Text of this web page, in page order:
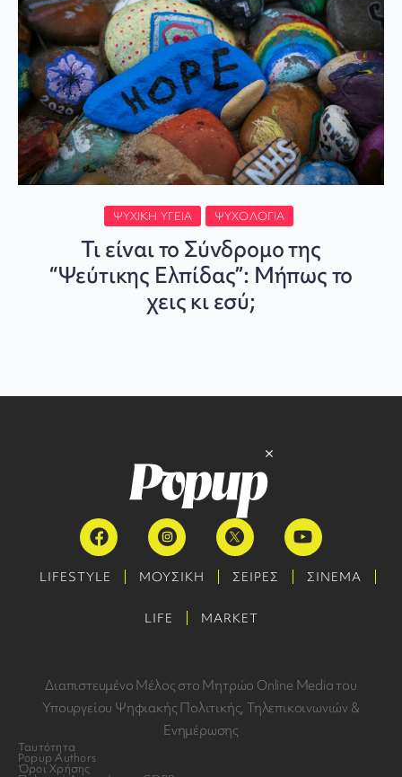
ΨΥΧΙΚΉ ΥΓΕΊΑ ΨΥΧΟΛΟΓΊΑ
Τι είναι το Σύνδρομο της
“Ψεύτικης Ελπίδας”: Μήπως το
χεις κι εσύ;
LIFESTYLE ΜΟΥΣΙΚΗ ΣΕΙΡΕΣ ΣΙΝΕΜΑ
LIFE MARKET
Διαπιστευμένο Μέλος στο Μητρώο Online Media του
Υπουργείου Ψηφιακής Πολιτικής, Τηλεπικοινωνιών &
Ενημέρωσης
Ταυτότητα
Popup Authors
Όροι Χρήσης